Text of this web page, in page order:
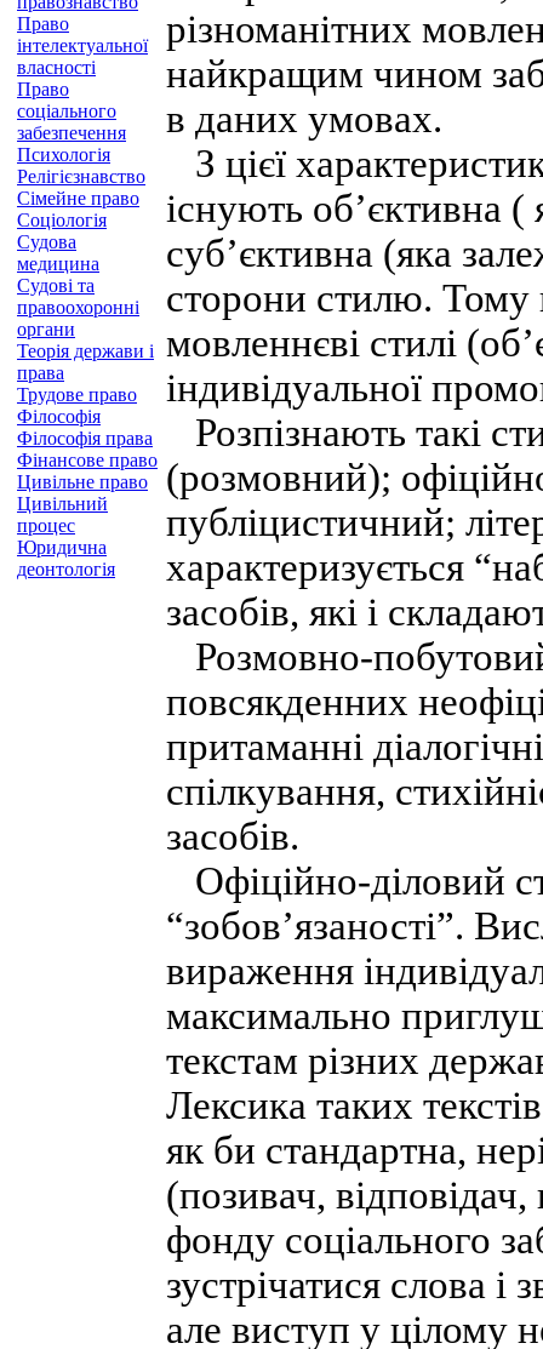
Право
інтелектуальної
власності
Право
соціального
забезпечення
Психологія
Релігієзнавство
Сімейне право
Соціологія
Судова
медицина
Судові та
правоохоронні
органи
Теорія держави і
права
Трудове право
Філософія
Філософія права
Фінансове право
Цивільне право
Цивільний
процес
Юридична
деонтологія
різноманітних
найкращим чином
в даних умовах.
З цієї
існують об’єктивна (
суб’єктивна (яка
сторони стилю. Тому
мовленнєві стилі
індивідуальної
Розпізнають такі
(розмовний);
публіцистичний;
характеризується
засобів, які і
Розмовно-
повсякденних
притаманні
спілкування,
засобів.
Офіційно-діловий
“зобов’язаності”.
вираження
максимально
текстам різних
Лексика таких
як би стандартна,
(позивач,
фонду соціального
зустрічатися слова і
але виступ у цілому